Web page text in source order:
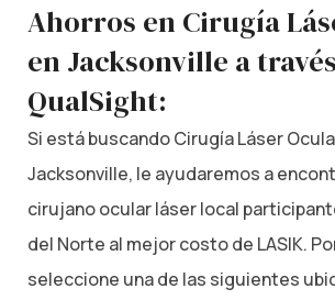
Ahorros en Cirugía
en Jacksonville a
QualSight:
Si está buscando Cirugía Láser
Jacksonville, le ayudaremos a
cirujano ocular láser local
del Norte al mejor costo de LASIK.
seleccione una de las siguientes